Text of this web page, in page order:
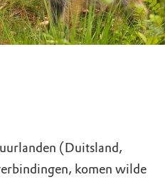
(Duitsland,
komen wilde